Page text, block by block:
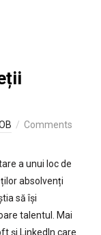
Comments
a unui loc de
absolvenți
să își
talentul. Mai
și LinkedIn care